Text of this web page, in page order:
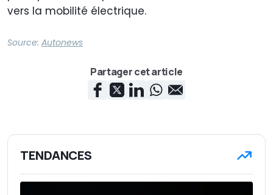
vers la mobilité électrique.
Source: Autonews
Partager cet article
TENDANCES